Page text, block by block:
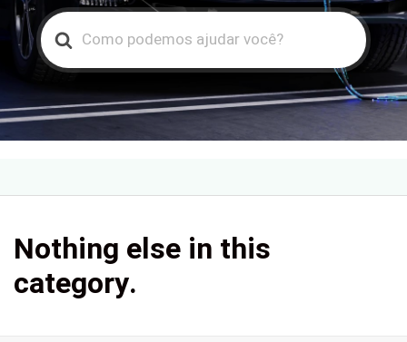
Search
For
Nothing else in this
category.